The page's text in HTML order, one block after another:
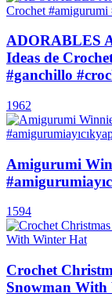
ADORABLES
Ideas de
#ganchillo
1962
Amigurumi
1594
Crochet
Snowman